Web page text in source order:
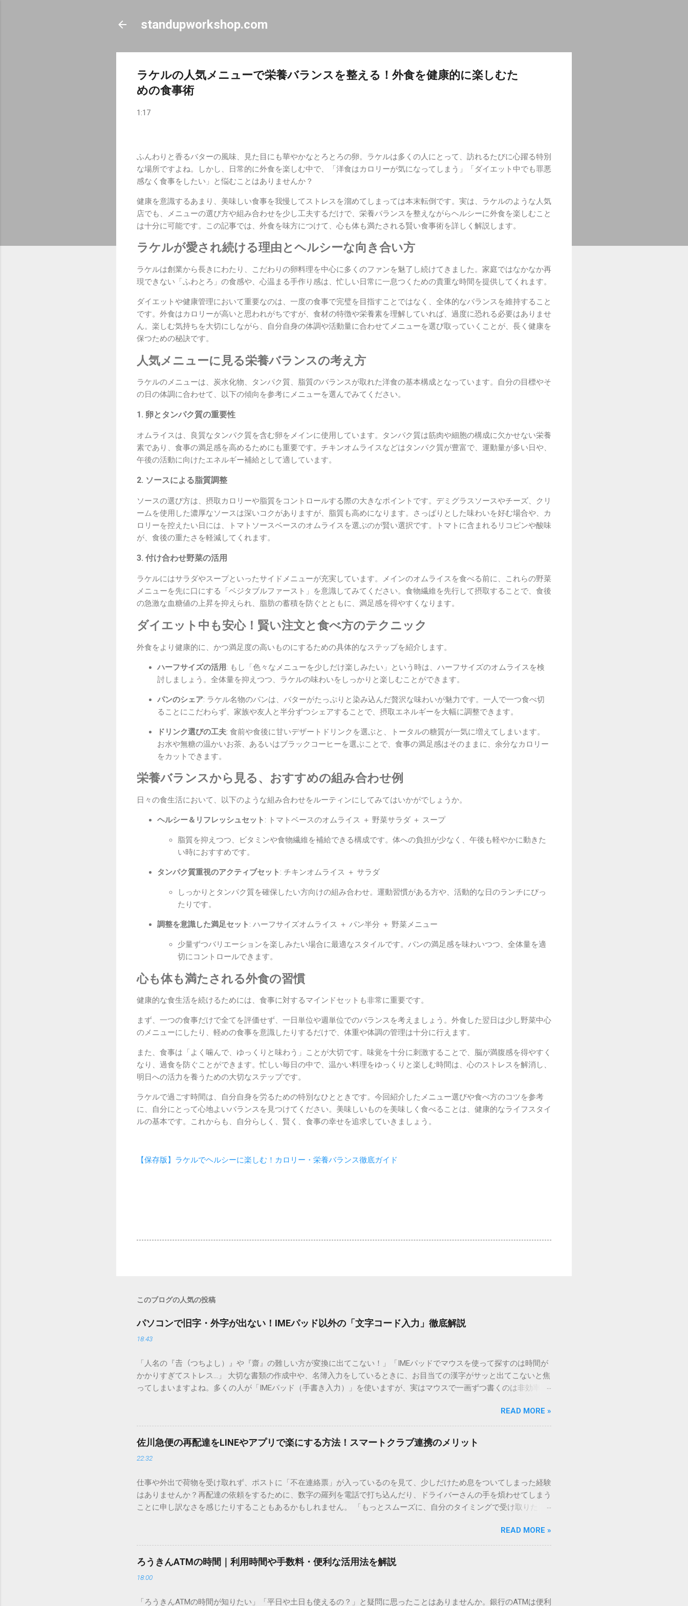
standupworkshop.com
ラケルの人気メニューで栄養バランスを整える！外食を健康的に楽しむた
めの食事術
1:17
ふんわりと香るバターの風味、見た目にも華やかなとろとろの卵。ラケルは多くの人にとって、訪れるたびに心躍る特別
な場所ですよね。しかし、日常的に外食を楽しむ中で、「洋食はカロリーが気になってしまう」「ダイエット中でも罪悪
感なく食事をしたい」と悩むことはありませんか？
健康を意識するあまり、美味しい食事を我慢してストレスを溜めてしまっては本末転倒です。実は、ラケルのような人気
店でも、メニューの選び方や組み合わせを少し工夫するだけで、栄養バランスを整えながらヘルシーに外食を楽しむこと
は十分に可能です。この記事では、外食を味方につけて、心も体も満たされる賢い食事術を詳しく解説します。
ラケルが愛され続ける理由とヘルシーな向き合い方
ラケルは創業から長きにわたり、こだわりの卵料理を中心に多くのファンを魅了し続けてきました。家庭ではなかなか再
現できない「ふわとろ」の食感や、心温まる手作り感は、忙しい日常に一息つくための貴重な時間を提供してくれます。
ダイエットや健康管理において重要なのは、一度の食事で完璧を目指すことではなく、全体的なバランスを維持すること
です。外食はカロリーが高いと思われがちですが、食材の特徴や栄養素を理解していれば、過度に恐れる必要はありませ
ん。楽しむ気持ちを大切にしながら、自分自身の体調や活動量に合わせてメニューを選び取っていくことが、長く健康を
保つための秘訣です。
人気メニューに見る栄養バランスの考え方
ラケルのメニューは、炭水化物、タンパク質、脂質のバランスが取れた洋食の基本構成となっています。自分の目標やそ
の日の体調に合わせて、以下の傾向を参考にメニューを選んでみてください。
1. 卵とタンパク質の重要性
オムライスは、良質なタンパク質を含む卵をメインに使用しています。タンパク質は筋肉や細胞の構成に欠かせない栄養
素であり、食事の満足感を高めるためにも重要です。チキンオムライスなどはタンパク質が豊富で、運動量が多い日や、
午後の活動に向けたエネルギー補給として適しています。
2. ソースによる脂質調整
ソースの選び方は、摂取カロリーや脂質をコントロールする際の大きなポイントです。デミグラスソースやチーズ、クリ
ームを使用した濃厚なソースは深いコクがありますが、脂質も高めになります。さっぱりとした味わいを好む場合や、カ
ロリーを控えたい日には、トマトソースベースのオムライスを選ぶのが賢い選択です。トマトに含まれるリコピンや酸味
が、食後の重たさを軽減してくれます。
3. 付け合わせ野菜の活用
ラケルにはサラダやスープといったサイドメニューが充実しています。メインのオムライスを食べる前に、これらの野菜
メニューを先に口にする「ベジタブルファースト」を意識してみてください。食物繊維を先行して摂取することで、食後
の急激な血糖値の上昇を抑えられ、脂肪の蓄積を防ぐとともに、満足感を得やすくなります。
ダイエット中も安心！賢い注文と食べ方のテクニック
外食をより健康的に、かつ満足度の高いものにするための具体的なステップを紹介します。
ハーフサイズの活用: もし「色々なメニューを少しだけ楽しみたい」という時は、ハーフサイズのオムライスを検
討しましょう。全体量を抑えつつ、ラケルの味わいをしっかりと楽しむことができます。
パンのシェア: ラケル名物のパンは、バターがたっぷりと染み込んだ贅沢な味わいが魅力です。一人で一つ食べ切
ることにこだわらず、家族や友人と半分ずつシェアすることで、摂取エネルギーを大幅に調整できます。
ドリンク選びの工夫: 食前や食後に甘いデザートドリンクを選ぶと、トータルの糖質が一気に増えてしまいます。
お水や無糖の温かいお茶、あるいはブラックコーヒーを選ぶことで、食事の満足感はそのままに、余分なカロリー
をカットできます。
栄養バランスから見る、おすすめの組み合わせ例
日々の食生活において、以下のような組み合わせをルーティンにしてみてはいかがでしょうか。
ヘルシー＆リフレッシュセット : トマトベースのオムライス ＋ 野菜サラダ ＋ スープ
脂質を抑えつつ、ビタミンや食物繊維を補給できる構成です。体への負担が少なく、午後も軽やかに動きた
い時におすすめです。
タンパク質重視のアクティブセット : チキンオムライス ＋ サラダ
しっかりとタンパク質を確保したい方向けの組み合わせ。運動習慣がある方や、活動的な日のランチにぴっ
たりです。
調整を意識した満足セット : ハーフサイズオムライス ＋ パン半分 ＋ 野菜メニュー
少量ずつバリエーションを楽しみたい場合に最適なスタイルです。パンの満足感を味わいつつ、全体量を適
切にコントロールできます。
心も体も満たされる外食の習慣
健康的な食生活を続けるためには、食事に対するマインドセットも非常に重要です。
まず、一つの食事だけで全てを評価せず、一日単位や週単位でのバランスを考えましょう。外食した翌日は少し野菜中心
のメニューにしたり、軽めの食事を意識したりするだけで、体重や体調の管理は十分に行えます。
また、食事は「よく噛んで、ゆっくりと味わう」ことが大切です。味覚を十分に刺激することで、脳が満腹感を得やすく
なり、過食を防ぐことができます。忙しい毎日の中で、温かい料理をゆっくりと楽しむ時間は、心のストレスを解消し、
明日への活力を養うための大切なステップです。
ラケルで過ごす時間は、自分自身を労るための特別なひとときです。今回紹介したメニュー選びや食べ方のコツを参考
に、自分にとって心地よいバランスを見つけてください。美味しいものを美味しく食べることは、健康的なライフスタイ
ルの基本です。これからも、自分らしく、賢く、食事の幸せを追求していきましょう。
【保存版】ラケルでヘルシーに楽しむ！カロリー・栄養バランス徹底ガイド
このブログの人気の投稿
パソコンで旧字・外字が出ない！IMEパッド以外の「文字コード入力」徹底解説
18:43
「人名の『𠮷（つちよし）』や『齋』の難しい方が変換に出てこない！」「IMEパッドでマウスを使って探すのは時間が
かかりすぎてストレス…」 大切な書類の作成中や、名簿入力をしているときに、お目当ての漢字がサッと出てこないと焦
ってしまいますよね。多くの人が「IMEパッド（手書き入力）」を使いますが、実はマウスで一画ずつ書くのは非効率で
ードを打ち込むだけで一瞬で旧字や外字、特殊記号を呼び出す「文字コード入力」のテクニックを詳しく解説します。
この方法をマスターすれば、もう難しい漢字の入力で手を止める必要はありません。 1. なぜ「変換」しても旧字・外字
が出てこないのか？ そもそも、なぜ普通の変換で出てこない漢字があるのでしょうか。その理由は、パソコンが文字を
認識する仕組みにあります。 日本のパソコンで一般的に使われる漢字は、JIS規格（日本産業規格）によって「第1水
準」「第2水準」といった形で整理されています。しかし、人名や地名に使われる非常に古い漢字（旧字）や、特定の組
「Unicode（ユニコード）」や「JISコード」といった 文字コード です。パソコン上のすべての文字には、いわば「住
所」のような番号が割り振られています。変換候補に出ない文字でも、この住所（コード）を直接指定すれば、確実に呼
び出すことができるのです。 2. Windows標準機能！文字コードで漢字を出す「16進数入力」 最も汎用性が高く、特別な
できます。 具体的な手順（Unicode入力） 入力したい文字の「Unicode（例：20BB7）」を把握する。 入力モードを「半
角」にする（※重要）。 **「20BB7」**と入力する。 直後にキーボードの**[Alt]キーを押しながら[X]キー**を押す。 入
力した数字が、一瞬で対応する漢字（例：𠮷）に変換されます。 注記： この方法は、特にMicrosoft Wordで非常に強力
READ MORE »
佐川急便の再配達をLINEやアプリで楽にする方法！スマートクラブ連携のメリット
22:32
仕事や外出で荷物を受け取れず、ポストに「不在連絡票」が入っているのを見て、少しだけため息をついてしまった経験
はありませんか？再配達の依頼をするために、数字の羅列を電話で打ち込んだり、ドライバーさんの手を煩わせてしまう
ことに申し訳なさを感じたりすることもあるかもしれません。 「もっとスムーズに、自分のタイミングで受け取りた
ビス「スマートクラブ」と、LINEや公式アプリの連携です。これらを活用するだけで、再配達のストレスは驚くほど軽く
なります。この記事では、忙しい毎日をサポートする便利な受け取り術と、連携による具体的なメリットを徹底解説しま
す。 佐川急便の再配達が劇的に変わる「スマートクラブ」とは？ まず押さえておきたいのが、佐川急便の個人向け無料
会員サービス「スマートクラブ」です。これは、荷物の配送状況をリアルタイムで管理するための基盤となるサービスで
す。 以前はウェブサイトを開いてログインする手間がありましたが、現在はLINEやアプリと紐付けることで、その利便
READ MORE »
ろうきんATMの時間｜利用時間や手数料・便利な活用法を解説
18:00
「ろうきんATMの時間が知りたい」「平日や土日も使えるの？」と疑問に思ったことはありませんか。銀行のATMは便利